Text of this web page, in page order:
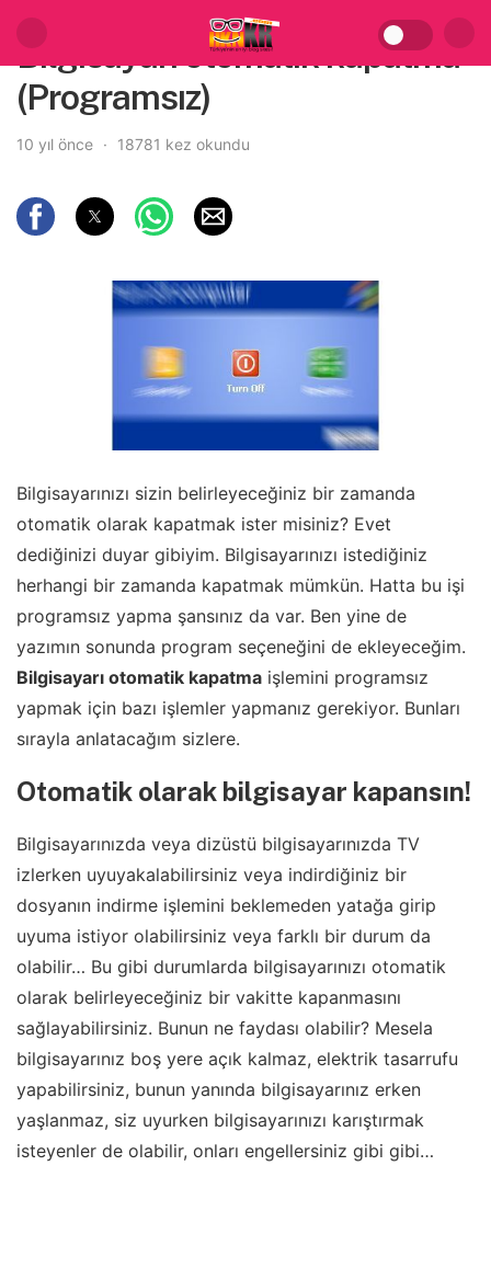
Bilgisayarı otomatik kapatma
(Programsız)
10 yıl önce 18781 kez okundu
Bilgisayarınızı sizin belirleyeceğiniz bir zamanda
otomatik olarak kapatmak ister misiniz? Evet
dediğinizi duyar gibiyim. Bilgisayarınızı istediğiniz
herhangi bir zamanda kapatmak mümkün. Hatta bu işi
programsız yapma şansınız da var. Ben yine de
yazımın sonunda program seçeneğini de ekleyeceğim.
Bilgisayarı otomatik kapatma işlemini programsız
yapmak için bazı işlemler yapmanız gerekiyor. Bunları
sırayla anlatacağım sizlere.
Otomatik olarak bilgisayar kapansın!
Bilgisayarınızda veya dizüstü bilgisayarınızda TV
izlerken uyuyakalabilirsiniz veya indirdiğiniz bir
dosyanın indirme işlemini beklemeden yatağa girip
uyuma istiyor olabilirsiniz veya farklı bir durum da
olabilir… Bu gibi durumlarda bilgisayarınızı otomatik
olarak belirleyeceğiniz bir vakitte kapanmasını
sağlayabilirsiniz. Bunun ne faydası olabilir? Mesela
bilgisayarınız boş yere açık kalmaz, elektrik tasarrufu
yapabilirsiniz, bunun yanında bilgisayarınız erken
yaşlanmaz, siz uyurken bilgisayarınızı karıştırmak
isteyenler de olabilir, onları engellersiniz gibi gibi…